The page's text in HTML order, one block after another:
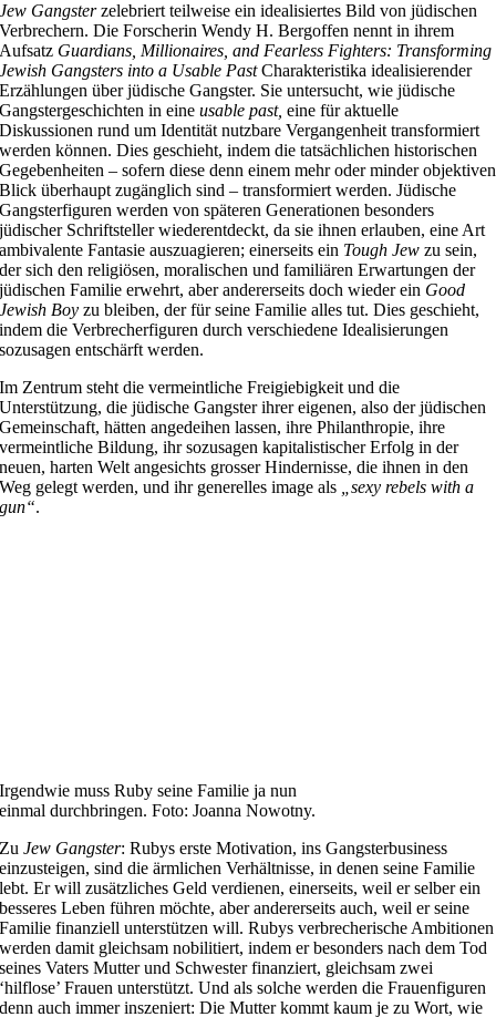
Jew Gangsterzelebriert teilweise ein idealisiertes Bild von jüdischen
Verbrechern. Die Forscherin Wendy H. Bergoffen nennt in ihrem
Aufsatz Guardians, Millionaires, and Fearless Fighters: Transforming
Jewish Gangsters into a Usable PastCharakteristika idealisierender
Erzählungen über jüdische Gangster. Sie untersucht, wie jüdische
Gangstergeschichten in eineusable past, eine für aktuelle
Diskussionen rund um Identität nutzbare Vergangenheit transformiert
werden können. Dies geschieht, indem die tatsächlichen historischen
Gegebenheiten – sofern diese denn einem mehr oder minder objektiven
Blick überhaupt zugänglich sind – transformiert werden. Jüdische
Gangsterfiguren werden von späteren Generationen besonders
jüdischer Schriftsteller wiederentdeckt, da sie ihnen erlauben, eine Art
ambivalente Fantasie auszuagieren; einerseits ein Tough Jew zu sein,
der sich den religiösen, moralischen und familiären Erwartungen der
jüdischen Familie erwehrt, aber andererseits doch wieder ein Good
Jewish Boy zu bleiben, der für seine Familie alles tut. Dies geschieht,
indem die Verbrecherfiguren durch verschiedene Idealisierungen
sozusagen entschärft werden.
Im Zentrum steht die vermeintliche Freigiebigkeit und die
Unterstützung, die jüdische Gangster ihrer eigenen, also der jüdischen
Gemeinschaft, hätten angedeihen lassen, ihre Philanthropie, ihre
vermeintliche Bildung, ihr sozusagen kapitalistischer Erfolg in der
neuen, harten Welt angesichts grosser Hindernisse, die ihnen in den
Weg gelegt werden, und ihr generelles image als „sexy rebels with a
gun“.
Irgendwie muss Ruby seine Familie ja nun
einmal durchbringen. Foto: Joanna Nowotny.
ZuJew Gangster: Rubys erste Motivation, ins Gangsterbusiness
einzusteigen, sind die ärmlichen Verhältnisse, in denen seine Familie
lebt. Er will zusätzliches Geld verdienen, einerseits, weil er selber ein
besseres Leben führen möchte, aber andererseits auch, weil er seine
Familie finanziell unterstützen will. Rubys verbrecherische Ambitionen
werden damit gleichsam nobilitiert, indem er besonders nach dem Tod
seines Vaters Mutter und Schwester finanziert, gleichsam zwei
‘hilflose’ Frauen unterstützt. Und als solche werden die Frauenfiguren
denn auch immer inszeniert: Die Mutter kommt kaum je zu Wort, wie